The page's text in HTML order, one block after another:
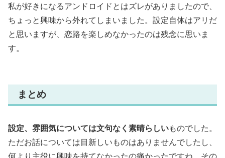
私が好きになるアンドロイドとはズレがありましたので、
ちょっと興味から外れてしまいました。設定自体はアリだ
と思いますが、恋路を楽しめなかったのは残念に思いま
す。
まとめ
設定、雰囲気については文句なく素晴らしいものでした。
ただお話については目新しいものはありませんでしたし、